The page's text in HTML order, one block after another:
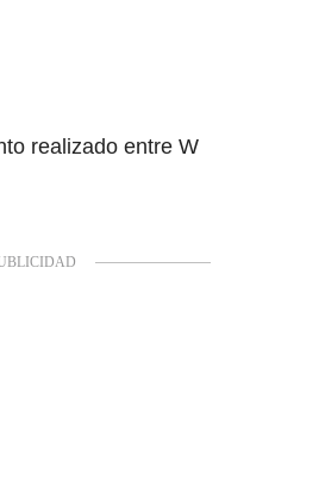
realizado entre W